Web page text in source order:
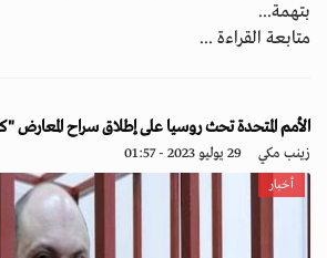
بتهمة...
متابعة القراءة ...
الأمم المتحدة تحث روسيا على إطلاق سراح المعارض
زينب مكي 29 يوليو 2023 - 01:57
أخبار